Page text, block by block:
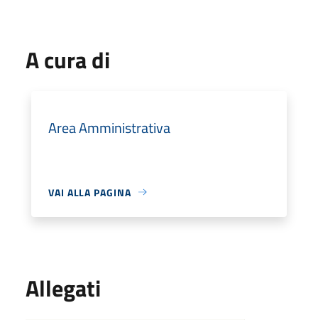
A cura di
Area Amministrativa
VAI ALLA PAGINA
Allegati